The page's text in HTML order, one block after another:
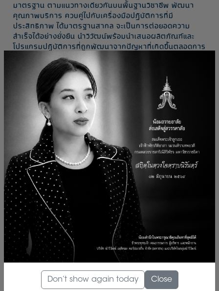
มาตรฐาน ตามแนวทางเดียวกันบนพื้นฐานวิชาชีพ พัฒนา
คุณภาพบริการ ควบคู่ไปกับเครื่องมือปฏิบัติการที่มี
ประสิทธิภาพ ได้มาตรฐานสากล จะเป็นการต่อยอดความ
สำเร็จได้อย่างยั่งยืน นำวิวัฒน์พร้อมนำเสนอผลิตภัณฑ์และ
โปรแกรมปฏิบัติการที่ถูกพัฒนาจากปัญหาที่เกิดขึ้นตลอดการ
ปฏิบัติงานจริง เพือเสริมผลลัพธ์การป้องกันการติดเชื้อจาก
ขั้นสูงสู่ 'ระดับปราศจากเชื้อ'
Related
Don’t show again today Close